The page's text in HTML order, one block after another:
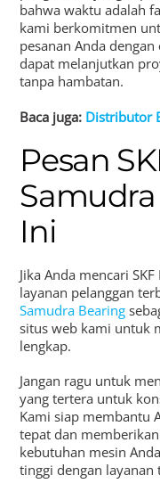
bahwa waktu adalah
kami berkomitmen
pesanan Anda
dapat melanjutkan
tanpa hambatan.
Baca juga: Distributor
Pesan
Ini
Jika Anda mencari
layanan pelanggan
Samudra Bearing
situs web kami untuk
lengkap.
Jangan ragu untuk
yang tertera untuk
Kami siap membantu
tepat dan
kebutuhan mesin
tinggi dengan